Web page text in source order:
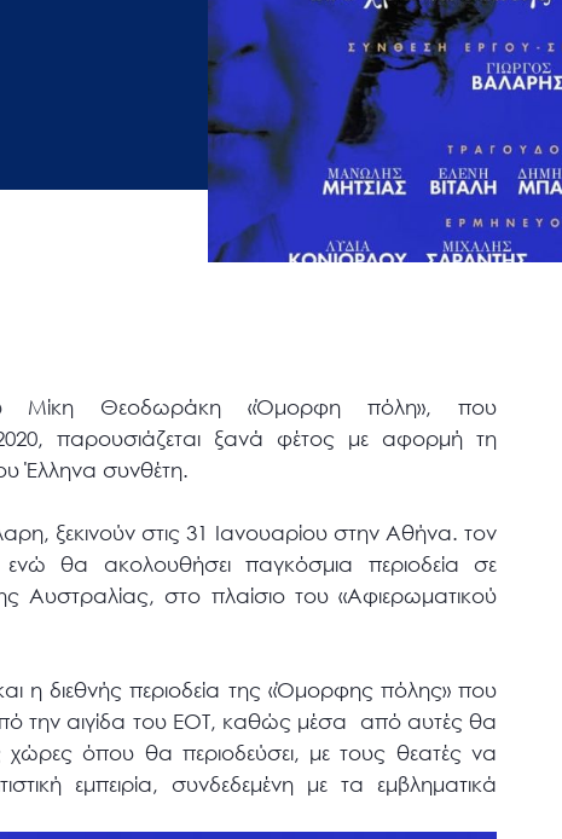
Μίκη Θεοδωράκη «Όμορφη πόλη», που
παρουσιάζεται ξανά φέτος με αφορμή τη
Έλληνα συνθέτη.
ξεκινούν στις 31 Ιανουαρίου στην Αθήνα. τον
θα ακολουθήσει παγκόσμια περιοδεία σε
Αυστραλίας, στο πλαίσιο του «Αφιερωματικού
η διεθνής περιοδεία της «Όμορφης πόλης» που
υπό την αιγίδα του ΕΟΤ, καθώς μέσα από αυτές θα
χώρες όπου θα περιοδεύσει, με τους θεατές να
εμπειρία, συνδεδεμένη με τα εμβληματικά